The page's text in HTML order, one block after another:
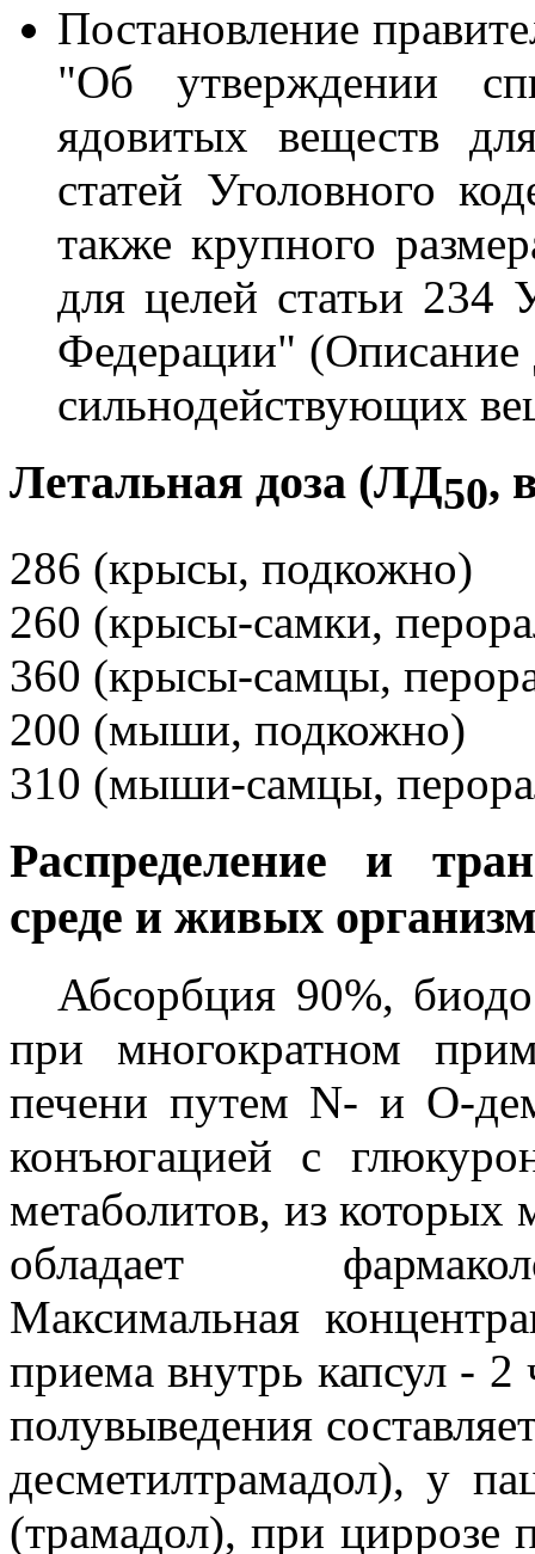
Постановление
"Об утверждении
ядовитых веществ
статей Уголовного
также крупного
для целей статьи 234
Федерации"
сильнодействующих
Летальная доза (ЛД50,
286 (крысы, подкожно)
260 (крысы-самки,
360 (крысы-самцы,
200 (мыши, подкожно)
310 (мыши-самцы,
Распределение и
среде и живых
Абсорбция 90%,
при многократном
печени путем N- и O-
конъюгацией с
метаболитов, из
обладает
Максимальная
приема внутрь капсул -
полувыведения
десметилтрамадол), у
(трамадол), при циррозе